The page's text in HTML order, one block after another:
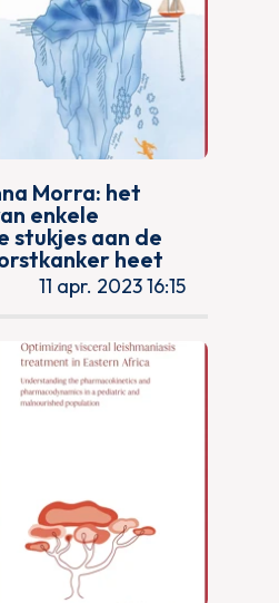
Morra: het
enkele
stukjes aan de
heet
11 apr. 2023 16:15